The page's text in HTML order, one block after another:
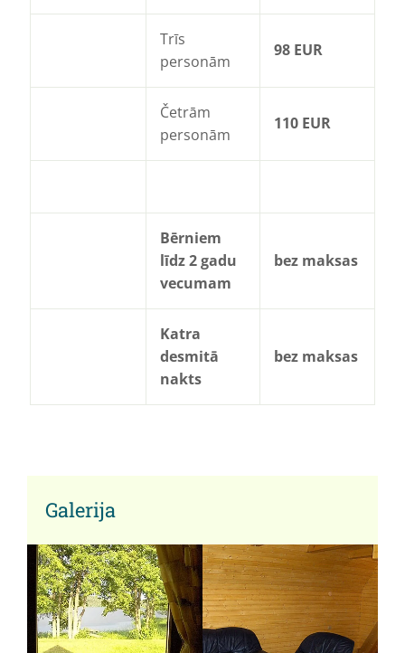
Trīs
personām
98 EUR
Četrām
personām
110 EUR
Bērniem
līdz 2 gadu
vecumam
bez maksas
Katra
desmitā
nakts
bez maksas
Galerija